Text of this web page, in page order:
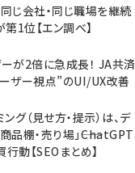
じ会社・同じ職場を継続
1位【エン調べ】
が2倍に急成長！ JA共済
ザー視点”のUI/UX改善
グ（見せ方・提示）は、デ
品棚・売り場」――ChatGPT
動【SEOまとめ】